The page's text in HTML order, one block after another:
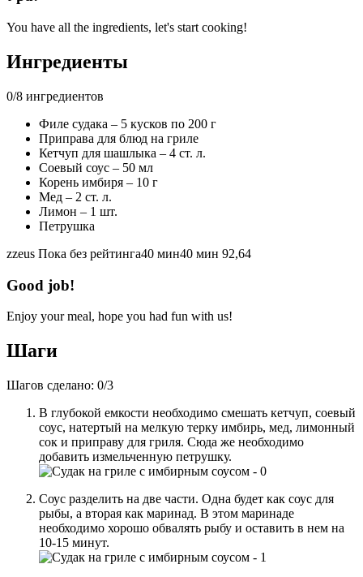
You have all the ingredients, let's start cooking!
Ингредиенты
0/8 ингредиентов
Филе судака – 5 кусков по 200 г
Приправа для блюд на гриле
Кетчуп для шашлыка – 4 ст. л.
Соевый соус – 50 мл
Корень имбиря – 10 г
Мед – 2 ст. л.
Лимон – 1 шт.
Петрушка
zzeus Пока без рейтинга40 мин40 мин 92,64
Good job!
Enjoy your meal, hope you had fun with us!
Шаги
Шагов сделано: 0/3
В глубокой емкости необходимо смешать кетчуп, соевый
соус, натертый на мелкую терку имбирь, мед, лимонный
сок и приправу для гриля. Сюда же необходимо
добавить измельченную петрушку.
Соус разделить на две части. Одна будет как соус для
рыбы, а вторая как маринад. В этом маринаде
необходимо хорошо обвалять рыбу и оставить в нем на
10-15 минут.